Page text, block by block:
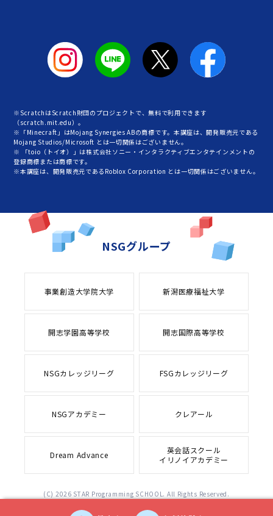
※ScratchはScratch財団のプロジェクトで、無料で利用できます
（scratch.mit.edu）。
※「Minecraft」はMojang Synergies ABの商標です。本講座は、開発販売元である
Mojang Studios/Microsoft とは一切関係はございません。
※ 「toio（トイオ）」は株式会社ソニー・インタラクティブエンタテインメントの
登録商標または商標です。
※本講座は、開発販売元であるRoblox Corporation とは一切関係はございません。
NSGグループ
事業創造大学院大学 新潟医療福祉大学
開志学園高等学校 開志国際高等学校
NSGカレッジリーグ FSGカレッジリーグ
NSGアカデミー クレアール
Dream Advance
英会話スクール
イリノイアカデミー
(C) 2026 STAR Programming SCHOOL. All Rights Reserved.